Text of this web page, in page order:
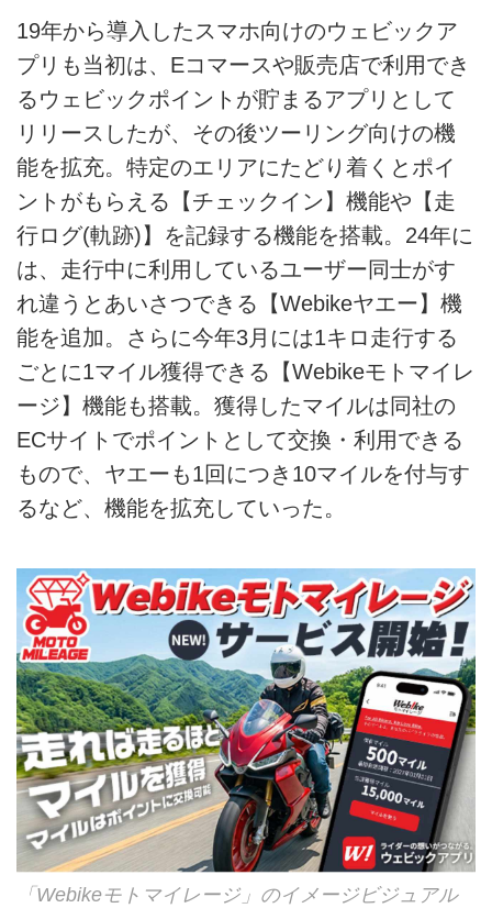
19年から導入したスマホ向けのウェビックア
プリも当初は、Eコマースや販売店で利用でき
るウェビックポイントが貯まるアプリとして
リリースしたが、その後ツーリング向けの機
能を拡充。特定のエリアにたどり着くとポイ
ントがもらえる【チェックイン】機能や【走
行ログ(軌跡)】を記録する機能を搭載。24年に
は、走行中に利用しているユーザー同士がす
れ違うとあいさつできる【Webikeヤエー】機
能を追加。さらに今年3月には1キロ走行する
ごとに1マイル獲得できる【Webikeモトマイレ
ージ】機能も搭載。獲得したマイルは同社の
ECサイトでポイントとして交換・利用できる
もので、ヤエーも1回につき10マイルを付与す
るなど、機能を拡充していった。
「Webikeモトマイレージ」のイメージビジュアル